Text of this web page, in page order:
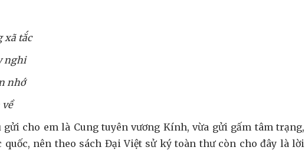
xã tắc
nghi
nhớ
cho em là Cung tuyên vương Kính, vừa gửi gấm tâm trạng,
nên theo sách Đại Việt sử ký toàn thư còn cho đây là lời